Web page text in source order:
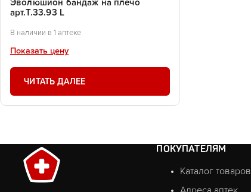
Эволюшион бандаж на плечо
арт.Т.33.93 L
В наличии в 1 аптеке
Показать цену
ЧИТАТЬ ДАЛЕЕ
ПОКУПАТЕЛЯМ
Каталог товаров
Адреса аптек